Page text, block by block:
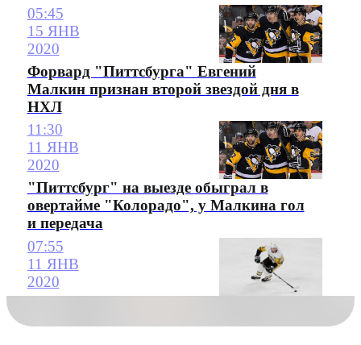
05:45
15 ЯНВ
2020
Форвард "Питтсбурга" Евгений
Малкин признан второй звездой дня в
НХЛ
11:30
11 ЯНВ
2020
"Питтсбург" на выезде обыграл в
овертайме "Колорадо", у Малкина гол
и передача
07:55
11 ЯНВ
2020